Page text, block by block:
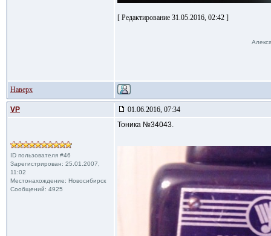
[ Редактирование 31.05.2016, 02:42 ]
Наверх
VP 01.06.2016, 07:34
ID пользователя #46
Зарегистрирован: 25.01.2007,
11:02
Местонахождение: Новосибирск
Сообщений: 4925
Тоника №34043.